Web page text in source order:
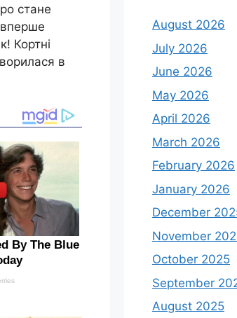
стане
вперше
Кортні
в
August 2026
July 2026
June 2026
May 2026
April 2026
March 2026
February 2026
January 2026
December
November
October 2025
September
August 2025